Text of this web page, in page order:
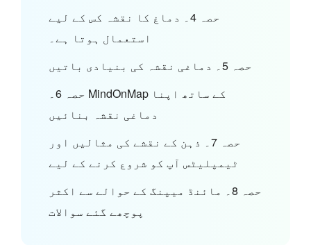
حصہ 4۔ دماغ کا نقشہ کس کے لیے
استعمال ہوتا ہے۔
حصہ 5۔ دماغی نقشہ کی بنیادی باتیں
حصہ 6۔ MindOnMap کے ساتھ اپنا
دماغی نقشہ بنائیں
حصہ 7۔ ذہن کے نقشے کی مثالیں اور
ٹیمپلیٹس آپ کو شروع کرنے کے لیے
حصہ 8۔ مائنڈ میپنگ کے حوالے سے اکثر
پوچھے گئے سوالات